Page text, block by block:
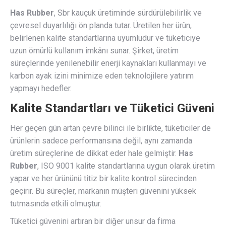
Has Rubber, Sbr kauçuk üretiminde sürdürülebilirlik ve
çevresel duyarlılığı ön planda tutar. Üretilen her ürün,
belirlenen kalite standartlarına uyumludur ve tüketiciye
uzun ömürlü kullanım imkânı sunar. Şirket, üretim
süreçlerinde yenilenebilir enerji kaynakları kullanmayı ve
karbon ayak izini minimize eden teknolojilere yatırım
yapmayı hedefler.
Kalite Standartları ve Tüketici Güveni
Her geçen gün artan çevre bilinci ile birlikte, tüketiciler de
ürünlerin sadece performansına değil, aynı zamanda
üretim süreçlerine de dikkat eder hale gelmiştir. Has
Rubber, ISO 9001 kalite standartlarına uygun olarak üretim
yapar ve her ürününü titiz bir kalite kontrol sürecinden
geçirir. Bu süreçler, markanın müşteri güvenini yüksek
tutmasında etkili olmuştur.
Tüketici güvenini artıran bir diğer unsur da firma